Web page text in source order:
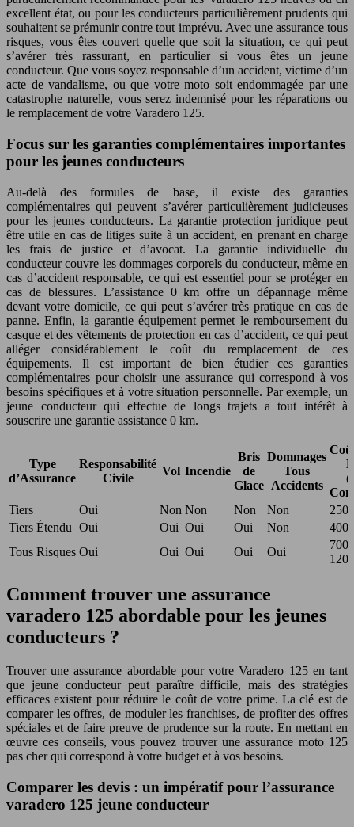
excellent état, ou pour les conducteurs particulièrement prudents qui
souhaitent se prémunir contre tout imprévu. Avec une assurance tous
risques, vous êtes couvert quelle que soit la situation, ce qui peut
s’avérer très rassurant, en particulier si vous êtes un jeune
conducteur. Que vous soyez responsable d’un accident, victime d’un
acte de vandalisme, ou que votre moto soit endommagée par une
catastrophe naturelle, vous serez indemnisé pour les réparations ou
le remplacement de votre Varadero 125.
Focus sur les garanties complémentaires importantes
pour les jeunes conducteurs
Au-delà des formules de base, il existe des garanties
complémentaires qui peuvent s’avérer particulièrement judicieuses
pour les jeunes conducteurs. La garantie protection juridique peut
être utile en cas de litiges suite à un accident, en prenant en charge
les frais de justice et d’avocat. La garantie individuelle du
conducteur couvre les dommages corporels du conducteur, même en
cas d’accident responsable, ce qui est essentiel pour se protéger en
cas de blessures. L’assistance 0 km offre un dépannage même
devant votre domicile, ce qui peut s’avérer très pratique en cas de
panne. Enfin, la garantie équipement permet le remboursement du
casque et des vêtements de protection en cas d’accident, ce qui peut
alléger considérablement le coût du remplacement de ces
équipements. Il est important de bien étudier ces garanties
complémentaires pour choisir une assurance qui correspond à vos
besoins spécifiques et à votre situation personnelle. Par exemple, un
jeune conducteur qui effectue de longs trajets a tout intérêt à
souscrire une garantie assistance 0 km.
Type
d’Assurance
Responsabilité
Civile
Vol Incendie
Bris
de
Glace
Dommages
Tous
Accidents
Tiers
Oui Non Non Non Non
Tiers Étendu Oui Oui Oui Oui Non
Tous Risques Oui Oui Oui Oui Oui
Comment trouver une assurance
varadero 125 abordable pour les jeunes
conducteurs ?
Trouver une assurance abordable pour votre Varadero 125 en tant
que jeune conducteur peut paraître difficile, mais des stratégies
efficaces existent pour réduire le coût de votre prime. La clé est de
comparer les offres, de moduler les franchises, de profiter des offres
spéciales et de faire preuve de prudence sur la route. En mettant en
œuvre ces conseils, vous pouvez trouver une assurance moto 125
pas cher qui correspond à votre budget et à vos besoins.
Comparer les devis : un impératif pour l’assurance
varadero 125 jeune conducteur